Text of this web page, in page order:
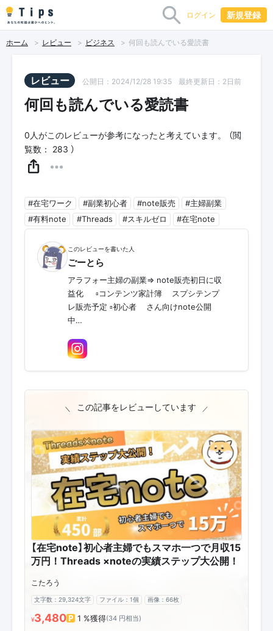
ログイン 新規登録
ホーム レビュー ビジネス 何回も読んでいる愛読書💛
レビュー 公開日：2024/12/28 19:35 最終更新日：2日前
何回も読んでいる愛読書💛
0 人がこのレビューが参考になったと考えています。 （閲
覧数： 283 ）
#在宅ワーク #副業初心者 #note販売
#主婦副業
#有料note
#Threads #スキルゼロ #在宅note
このレビューを書いた人
ごーとら🐯
アラフォー主婦の副業⇒ note販売初日に収
益化🌟 ▫️コンテンツ家計簿💰スプシテンプ
レ販売予定 ▫️初心者🔰さん向けnote公開
中…
この記事をレビューしています
【在宅note】初心者主婦でもスマホ一つで月収15
万円！Threads ×noteの実績ステップ大公開！
こたろう
文字数：29,324文字 ファイル：1個 画像：66枚
¥3,480 1 %獲得(34 円相当)